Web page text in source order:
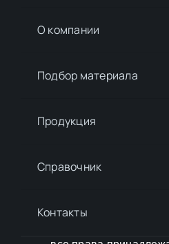
О компании
Подбор материалa
Продукция
Справочник
Контакты